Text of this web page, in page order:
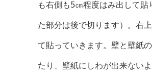
も右側も5㎝程度はみ出して貼
た部分は後で切ります）。右
て貼っていきます。壁と壁紙
たり、壁紙にしわが出来ない